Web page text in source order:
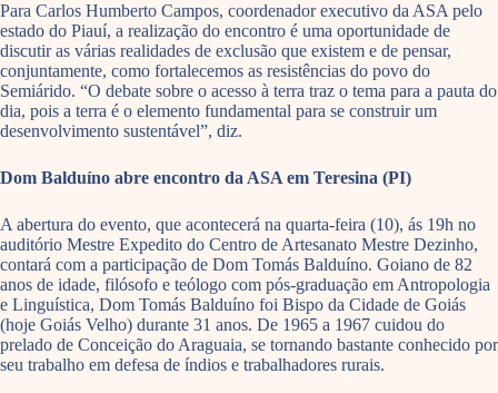
Para Carlos Humberto Campos, coordenador executivo da ASA pelo
estado do Piauí, a realização do encontro é uma oportunidade de
discutir as várias realidades de exclusão que existem e de pensar,
conjuntamente, como fortalecemos as resistências do povo do
Semiárido. “O debate sobre o acesso à terra traz o tema para a pauta do
dia, pois a terra é o elemento fundamental para se construir um
desenvolvimento sustentável”, diz.
Dom Balduíno abre encontro da ASA em Teresina (PI)
A abertura do evento, que acontecerá na quarta-feira (10), ás 19h no
auditório Mestre Expedito do Centro de Artesanato Mestre Dezinho,
contará com a participação de Dom Tomás Balduíno. Goiano de 82
anos de idade, filósofo e teólogo com pós-graduação em Antropologia
e Linguística, Dom Tomás Balduíno foi Bispo da Cidade de Goiás
(hoje Goiás Velho) durante 31 anos. De 1965 a 1967 cuidou do
prelado de Conceição do Araguaia, se tornando bastante conhecido por
seu trabalho em defesa de índios e trabalhadores rurais.